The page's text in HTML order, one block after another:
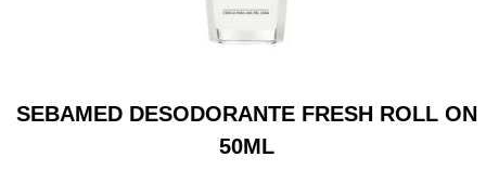
SEBAMED DESODORANTE FRESH ROLL ON
50ML